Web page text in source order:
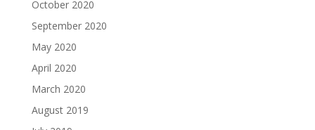
October 2020
September 2020
May 2020
April 2020
March 2020
August 2019